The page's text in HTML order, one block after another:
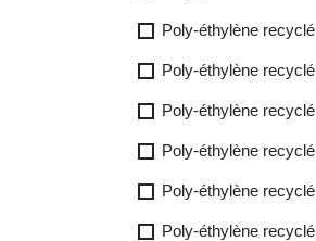
Poly-éthylène recyclé
Poly-éthylène recyclé
Poly-éthylène recyclé
Poly-éthylène recyclé
Poly-éthylène recyclé
Poly-éthylène recyclé